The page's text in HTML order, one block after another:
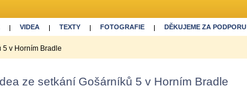
VIDEA TEXTY FOTOGRAFIE DĚKUJEME ZA PODPORU
5 v Horním Bradle
ze setkání Gošárníků 5 v Horním Bradle